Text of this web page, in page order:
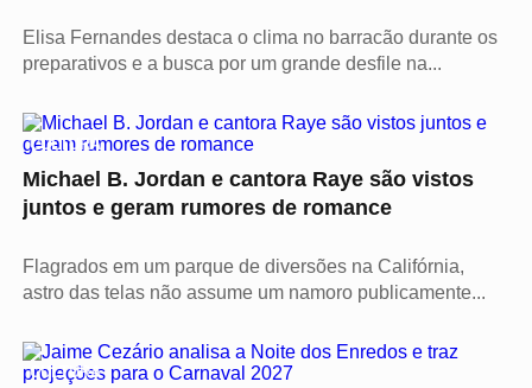
Elisa Fernandes destaca o clima no barracão durante os
preparativos e a busca por um grande desfile na...
CULTURA
Michael B. Jordan e cantora Raye são vistos
juntos e geram rumores de romance
Flagrados em um parque de diversões na Califórnia,
astro das telas não assume um namoro publicamente...
CULTURA